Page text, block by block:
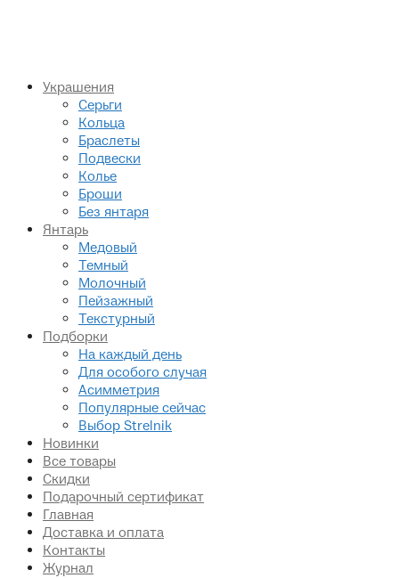
Украшения
Серьги
Кольца
Браслеты
Подвески
Колье
Броши
Без янтаря
Янтарь
Медовый
Темный
Молочный
Пейзажный
Текстурный
Подборки
На каждый день
Для особого случая
Асимметрия
Популярные сейчас
Выбор Strelnik
Новинки
Все товары
Скидки
Подарочный сертификат
Главная
Доставка и оплата
Контакты
Журнал